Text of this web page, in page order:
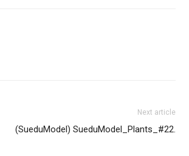
Next article
(SueduModel) SueduModel_Plants_#22.